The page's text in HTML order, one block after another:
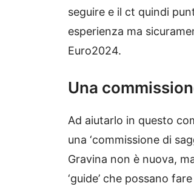
seguire e il ct quindi
esperienza ma
Euro2024.
Una
Ad aiutarlo in questo
una ‘commissione di
Gravina non è nuova,
‘guide’ che possano